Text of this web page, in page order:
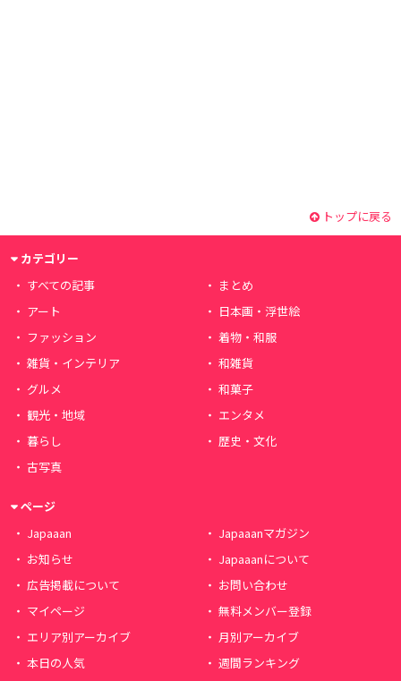
トップに戻る
カテゴリー
すべての記事
まとめ
アート
日本画・浮世絵
ファッション
着物・和服
雑貨・インテリア
和雑貨
グルメ
和菓子
観光・地域
エンタメ
暮らし
歴史・文化
古写真
ページ
Japaaan
Japaaanマガジン
お知らせ
Japaaanについて
広告掲載について
お問い合わせ
マイページ
無料メンバー登録
エリア別アーカイブ
月別アーカイブ
本日の人気
週間ランキング